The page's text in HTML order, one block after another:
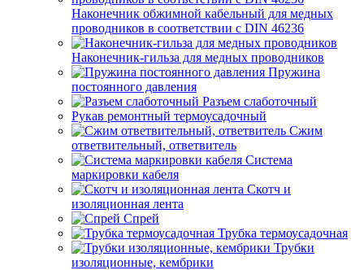
Наконечник обжимной кабельный для медных
проводников в соответствии с DIN 46236
Наконечник-гильза для медных проводников
Пружина
постоянного давления
Разъем слаботочный
Рукав ремонтный термоусадочный
Сжим
ответвительный, ответвитель
Система
маркировки кабеля
Скотч и
изоляционная лента
Спрей
Трубка термоусадочная
Трубки
изоляционные, кембрики